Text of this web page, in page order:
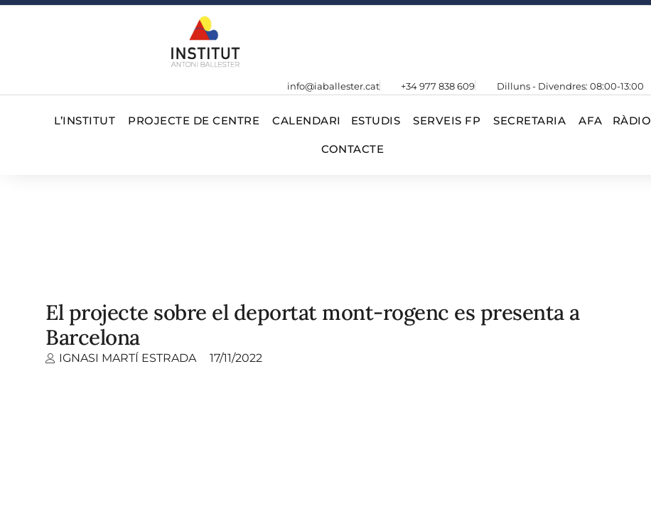
info@iaballester.cat +34 977 838 609 Dilluns - Divendres: 08:00-13:00
L’INSTITUT PROJECTE DE CENTRE CALENDARI ESTUDIS SERVEIS FP SECRETARIA AFA RÀDIO
CONTACTE
El projecte sobre el deportat mont-rogenc es presenta a
Barcelona
IGNASI MARTÍ ESTRADA 17/11/2022